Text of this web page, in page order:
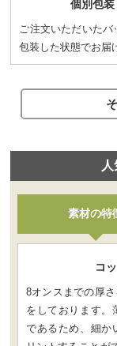
個別包装
ご注文いただいたバ
包装した状態でお届
素材の特
コ
8オンスまでの厚
をしております。
であるため、細か